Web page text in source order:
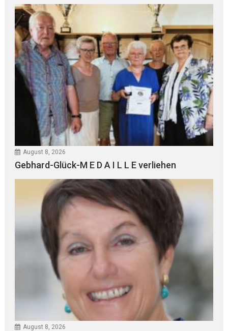
August 8, 2026
Gebhard-Glück-M E D A I L L E verliehen
August 8, 2026